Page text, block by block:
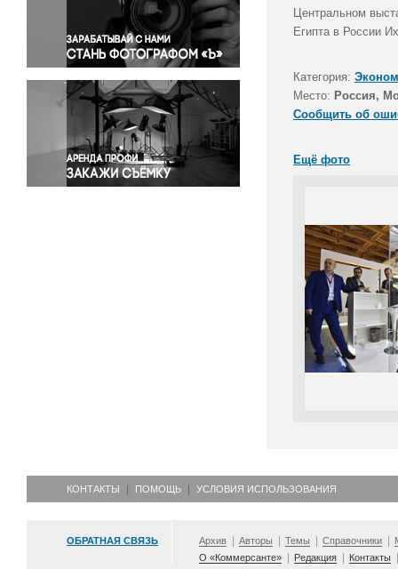
Правосудие
Происшествия и конфликты
Религия
Светская жизнь
Спорт
Экология
Экономика и бизнес
Центральном
Египта в России
Категория:
Место: Россия,
Сообщить об
Ещё фото
КОНТАКТЫ ПОМОЩЬ УСЛОВИЯ ИСПОЛЬЗОВАНИЯ
ОБРАТНАЯ СВЯЗЬ Архив Авторы Темы Справочники
О «Коммерсанте»
Редакция Контакты